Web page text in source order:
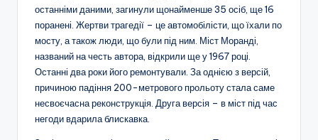
останніми даними, загинули щонайменше 35 осіб, ще 16
поранені. Жертви трагедії – це автомобілісти, що їхали по
мосту, а також люди, що були під ним. Міст Моранді,
названий на честь автора, відкрили ще у 1967 році.
Останні два роки його ремонтували. За однією з версій,
причиною падіння 200-метрового прольоту стала саме
несвоєчасна реконструкція. Друга версія – в міст під час
негоди вдарила блискавка.